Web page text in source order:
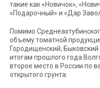
такие как «Новичок»,
«Подарочный» и «Дар
Помимо
объему томатной
Городищенский,
итогам прошлого года
второе место в России по
открытого грунта.